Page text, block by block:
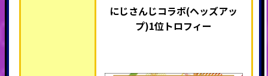
にじさんじコラボ(ヘッズアッ
プ)1位トロフィー